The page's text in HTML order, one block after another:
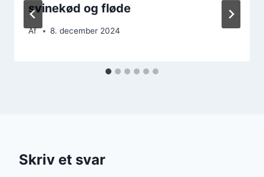
svinekød og fløde
Af 8. december 2024
Skriv et svar